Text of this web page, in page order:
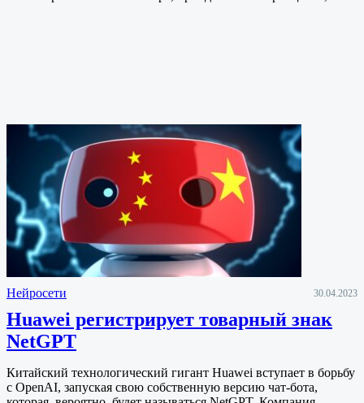
Нейросети 30.04.2023
Huawei регистрирует товарный знак
NetGPT
Китайский технологический гигант Huawei вступает в борьбу
с OpenAI, запуская свою собственную версию чат-бота,